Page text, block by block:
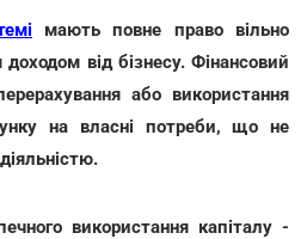
мають повне право вільно
від бізнесу. Фінансовий
або використання
на власні потреби, що не
використання капіталу -